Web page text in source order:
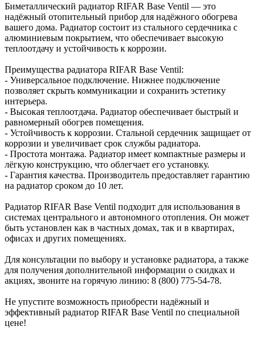
Биметаллический радиатор RIFAR Base Ventil — это
надёжный отопительный прибор для надёжного обогрева
вашего дома. Радиатор состоит из стального сердечника с
алюминиевым покрытием, что обеспечивает высокую
теплоотдачу и устойчивость к коррозии.
Преимущества радиатора RIFAR Base Ventil:
- Универсальное подключение. Нижнее подключение
позволяет скрыть коммуникации и сохранить эстетику
интерьера.
- Высокая теплоотдача. Радиатор обеспечивает быстрый и
равномерный обогрев помещения.
- Устойчивость к коррозии. Стальной сердечник защищает от
коррозии и увеличивает срок службы радиатора.
- Простота монтажа. Радиатор имеет компактные размеры и
лёгкую конструкцию, что облегчает его установку.
- Гарантия качества. Производитель предоставляет гарантию
на радиатор сроком до 10 лет.
Радиатор RIFAR Base Ventil подходит для использования в
системах центрального и автономного отопления. Он может
быть установлен как в частных домах, так и в квартирах,
офисах и других помещениях.
Для консультации по выбору и установке радиатора, а также
для получения дополнительной информации о скидках и
акциях, звоните на горячую линию: 8 (800) 775-54-78.
Не упустите возможность приобрести надёжный и
эффективный радиатор RIFAR Base Ventil по специальной
цене!